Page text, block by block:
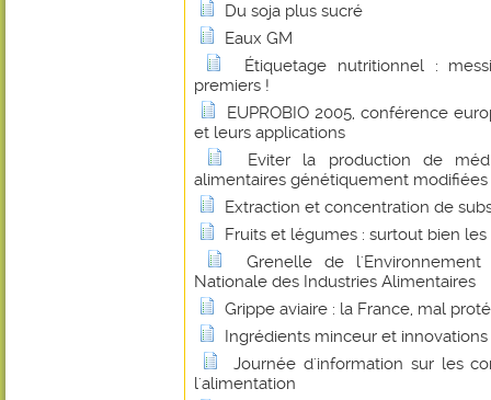
Du soja plus sucré
Eaux GM
Étiquetage nutritionnel :
premiers !
EUPROBIO 2005, conférence
et leurs applications
Eviter la production de
alimentaires génétiquement modifiées
Extraction et concentration de
Fruits et légumes : surtout bien les
Grenelle de
Nationale des Industries Alimentaires
Grippe aviaire : la France, mal
Ingrédients minceur et innovations
Journée d'information sur les
l'alimentation